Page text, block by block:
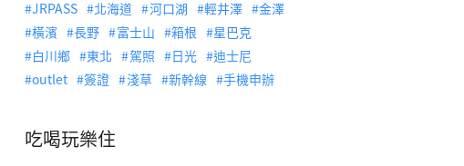
JRPASS
北海道 河口湖 輕井澤
金澤
橫濱
長野 富士山 箱根
星巴克
白川鄉
東北 駕照 日光
迪士尼
outlet
簽證 淺草 新幹線 手機申辦
吃喝玩樂住